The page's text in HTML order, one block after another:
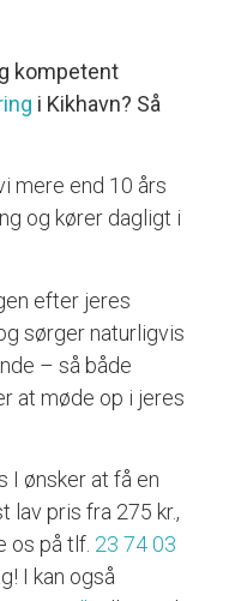
kompetent
i Kikhavn? Så
mere end 10 års
og kører dagligt i
efter jeres
sørger naturligvis
– så både
at møde op i jeres
I ønsker at få en
lav pris fra 275 kr.,
os på tlf. 23 74 03
I kan også